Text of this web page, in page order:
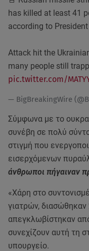
has killed at least 41
according to
Attack hit the
many people still
pic.twitter.com/
— BigBreakingWire
Σύμφωνα με το
συνέβη σε πολύ
στιγμή που
εισερχόμενων
άνθρωποι πήγαιναν
«Χάρη στο
γιατρών,
απεγκλωβίστηκαν
συνεχίζουν αυτή τη
υπουργείο.